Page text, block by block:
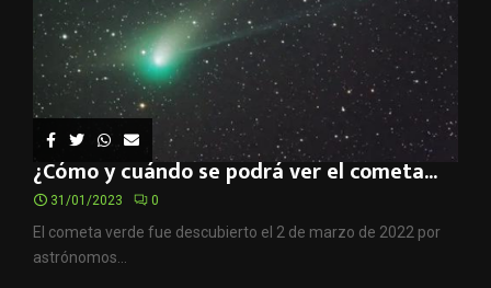
¿Cómo y cuándo se podrá ver el cometa...
31/01/2023 0
El cometa verde fue descubierto el 2 de marzo de 2022 por
astrónomos...